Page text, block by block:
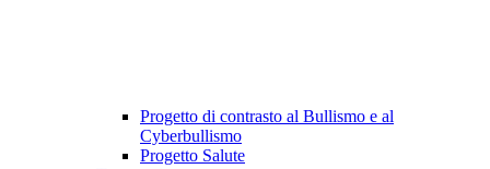
Progetto di contrasto al Bullismo e al
Cyberbullismo
Progetto Salute